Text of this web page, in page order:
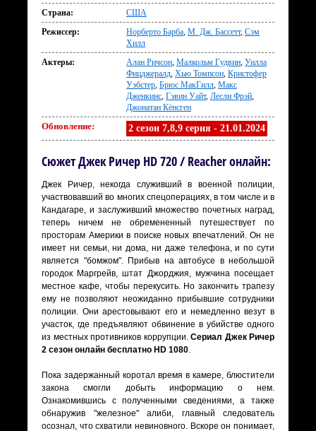
Страна:
США
Режиссер:
Норберто Барба, М. Дж. Бассетт, Сэм
Хилл
Актеры:
Алан Ричсон, Малкольм Гудвин, Уилла
Фицджералд, Хью Томпсон, Кристофер
Уэбстер, Брюс МакГилл, Макс
Дженкинс, Гэвин Уайт, Лесли Фрэй,
Джонатан Кёнсген
Обновление: 2 сезон 7,8,9 серия - 21.01.2024
Сюжет Джек Ричер HD 720 / Reacher онлайн:
Джек Ричер, некогда служивший в военной полиции,
участвовавший во многих спецоперациях, в том числе и в
Кандагаре, и заслуживший множество почетных наград,
теперь ничем не обремененный путешествует по
просторам Америки в поиске новых впечатлений. Он не
имеет ни семьи, ни дома, ни даже телефона, и по сути
является "бомжом". Прибыв на автобусе в небольшой
городок Маргрейв, штат Джорджия, мужчина посещает
местное кафе, чтобы перекусить. Но закончить трапезу
ему не позволяют неожиданно прибывшие сотрудники
полиции. Они арестовывают его и немедленно везут в
участок, где предъявляют обвинение в убийстве одного
из местных противников коррупции. Сериал Джек Ричер
2 сезон онлайн бесплатно HD 1080.
Пока задержанный коротал время в камере, блюстители
закона смогли добыть информацию о нем.
Ознакомившись с полученными сведениями, а также
обнаружив "железное" алиби, главный следователь
осознал, что схватили невиновного. Вскоре он понимает,